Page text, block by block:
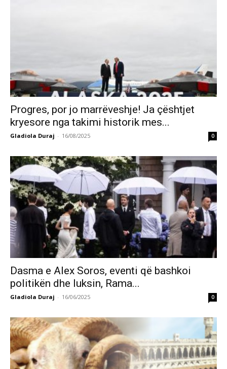
Progres, por jo marrëveshje! Ja çështjet
kryesore nga takimi historik mes...
Gladiola Duraj - 16/08/2025 0
Dasma e Alex Soros, eventi që bashkoi
politikën dhe luksin, Rama...
Gladiola Duraj - 16/06/2025 0